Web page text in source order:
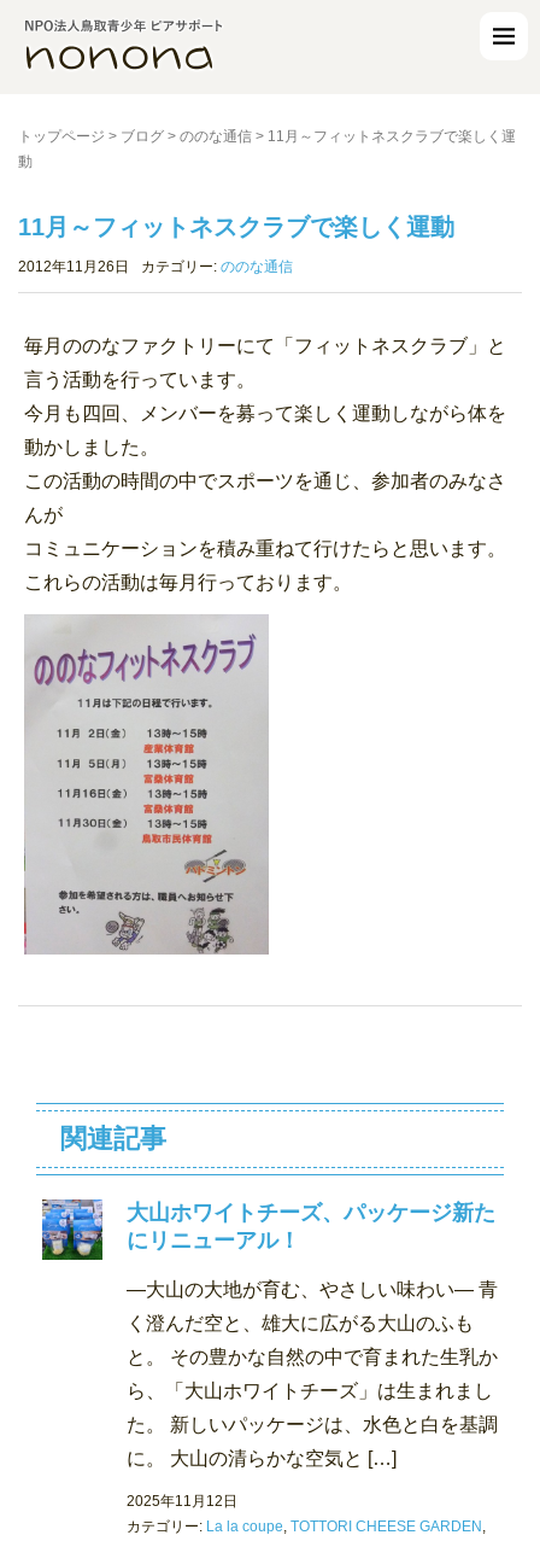
トップページ > ブログ > ののな通信 > 11月～フィットネスクラブで楽しく運
動
11月～フィットネスクラブで楽しく運動
2012年11月26日 カテゴリー: ののな通信
毎月ののなファクトリーにて「フィットネスクラブ」と
言う活動を行っています。
今月も四回、メンバーを募って楽しく運動しながら体を
動かしました。
この活動の時間の中でスポーツを通じ、参加者のみなさ
んが
コミュニケーションを積み重ねて行けたらと思います。
これらの活動は毎月行っております。
関連記事
大山ホワイトチーズ、パッケージ新た
にリニューアル！
―大山の大地が育む、やさしい味わい― 青
く澄んだ空と、雄大に広がる大山のふも
と。 その豊かな自然の中で育まれた生乳か
ら、「大山ホワイトチーズ」は生まれまし
た。 新しいパッケージは、水色と白を基調
に。 大山の清らかな空気と […]
2025年11月12日
カテゴリー: La la coupe, TOTTORI CHEESE GARDEN ,